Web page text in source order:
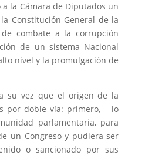
la Cámara de Diputados un
Constitución General de la
combate a la corrupción
de un sistema Nacional
nivel y la promulgación de
su vez que el origen de la
por doble vía: primero, lo
parlamentaria, para
un Congreso y pudiera ser
o sancionado por sus